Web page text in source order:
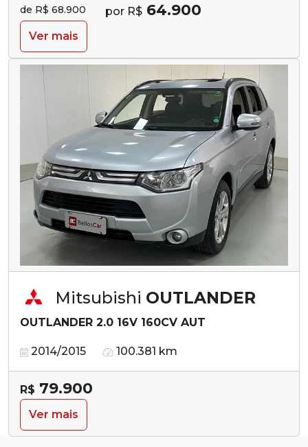
de R$ 68.900 por R$ 64.900
Ver mais
Mitsubishi OUTLANDER
OUTLANDER 2.0 16V 160CV AUT
2014/2015 100.381 km
R$ 79.900
Ver mais